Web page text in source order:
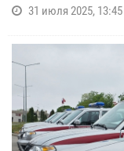
31 июля 2025, 13:45